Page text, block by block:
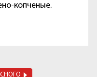
копченые.